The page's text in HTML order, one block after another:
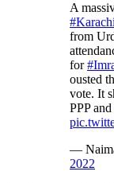
A
#Karachi
from
for
ousted
vote. It
PPP
—
2022